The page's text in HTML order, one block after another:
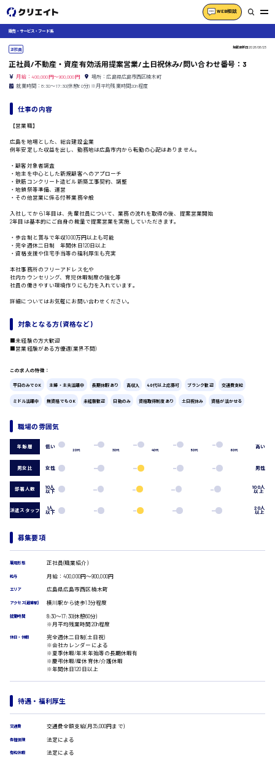
WEB相談
製造・軽作業・物流系
製造オペレーター
検品・包装・箱詰め
ピッキング・仕分け
フォークリフト
介護・医療系
医師
看護助手
看護師
オフィスワーク系
貿易事務
データ入力
コールセンターオペレーター
総務事務
営業事務
医療事務
翻訳、通訳
CADオペレーター
WEBデザイナー
校正・編集
システムエンジニア
プログラマー
カスタマーエンジニア
販売・サービス・フード系
経営企画
広島市東区
広島市佐伯区
広島市安佐南区
廿日市市
時給1300円～
時給1400円～
時給1500円以上
時給制すべて
販売・サービス・フード系
正社員 掲載更新日2026/06/23
正社員/不動産・資産有効活用提案営業/土日祝休み/問い合わせ番号：3
月給：400,000円～900,000円
場所：広島県広島市西区楠木町
就業時間：8:30〜17:30(休憩60分) ※月平均残業時間20h程度
仕事の内容
【営業職】
広島を地場とした、総合建設企業
例年安定した収益を出し、勤務地は広島市内から転勤の心配はありません。
・顧客対象者調査
・地主を中心とした新規顧客へのアプローチ
・鉄筋コンクリート造ビル新築工事契約、調整
・地鎮祭等準備、運営
・その他営業に係る付帯業務全般
入社してから1年目は、先輩社員について、業務の流れを取得の後、提案営業開始
2年目は基本的にご自身の裁量で提案営業を実施していただきます。
・歩合制と賞与で年収1000万円以上も可能
・完全週休二日制 年間休日120日以上
・資格支援や住宅手当等の福利厚生も充実
本社事務所のフリーアドレス化や
社内カウンセリング、育児休暇制度の強化等
社員の働きやすい環境作りにも力を入れています。
詳細についてはお気軽にお問い合わせください。
対象となる方 (資格など)
■未経験の方大歓迎
■営業経験がある方優遇(業界不問)
この求人の特徴：
平日のみでOK 主婦・主夫活躍中 長期休暇あり 高収入 40代以上応募可 ブランク歓迎 交通費支給
ミドル活躍中 無資格でもOK 未経験歓迎 日勤のみ 資格取得制度あり 土日祝休み 資格が活かせる
職場の雰囲気
年齢層 低い
20代 30代 40代 50代 60代
高い
男女比 女性 男性
部署人数 10人
以下
100人
以上
派遣スタッフ 1人
以下
20人
以上
募集要項
雇用形態 正社員(職業紹介)
給与 月給：400,000円～900,000円
エリア 広島県広島市西区楠木町
アクセス(最寄駅) 横川駅から徒歩13分程度
就業時間
8:30〜17:30(休憩60分)
※月平均残業時間20h程度
休日・休暇
完全週休二日制(土日祝)
※会社カレンダーによる
※夏季休暇/年末年始等の長期休暇有
※慶弔休暇/産休育休/介護休暇
※年間休日120日以上
待遇・福利厚生
交通費 交通費全額支給(月35,000円まで)
各種保険 法定による
有給休暇 法定による